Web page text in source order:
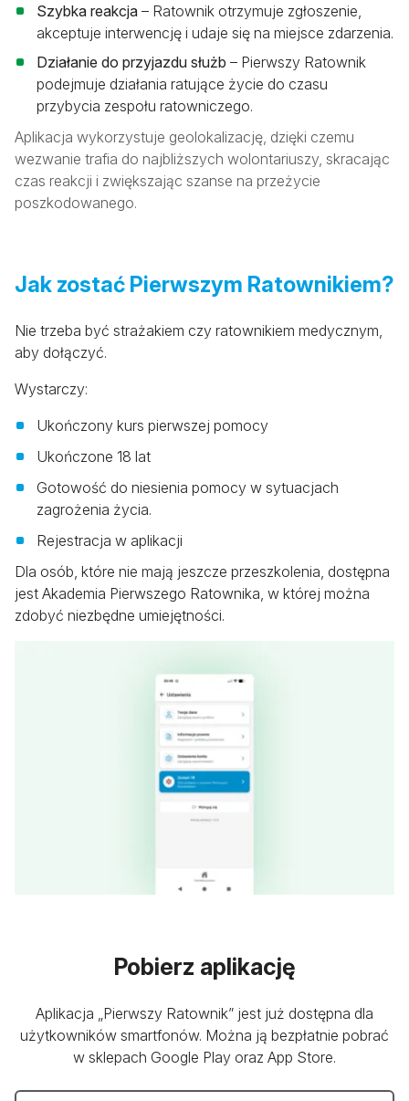
Szybka reakcja – Ratownik otrzymuje zgłoszenie,
akceptuje interwencję i udaje się na miejsce zdarzenia.
Działanie do przyjazdu służb – Pierwszy Ratownik
podejmuje działania ratujące życie do czasu
przybycia zespołu ratowniczego.
Aplikacja wykorzystuje geolokalizację, dzięki czemu
wezwanie trafia do najbliższych wolontariuszy, skracając
czas reakcji i zwiększając szanse na przeżycie
poszkodowanego.
Jak zostać Pierwszym Ratownikiem?
Nie trzeba być strażakiem czy ratownikiem medycznym,
aby dołączyć.
Wystarczy:
Ukończony kurs pierwszej pomocy
Ukończone 18 lat
Gotowość do niesienia pomocy w sytuacjach
zagrożenia życia.
Rejestracja w aplikacji
Dla osób, które nie mają jeszcze przeszkolenia, dostępna
jest Akademia Pierwszego Ratownika, w której można
zdobyć niezbędne umiejętności.
Pobierz aplikację
Aplikacja „Pierwszy Ratownik” jest już dostępna dla
użytkowników smartfonów. Można ją bezpłatnie pobrać
w sklepach Google Play oraz App Store.